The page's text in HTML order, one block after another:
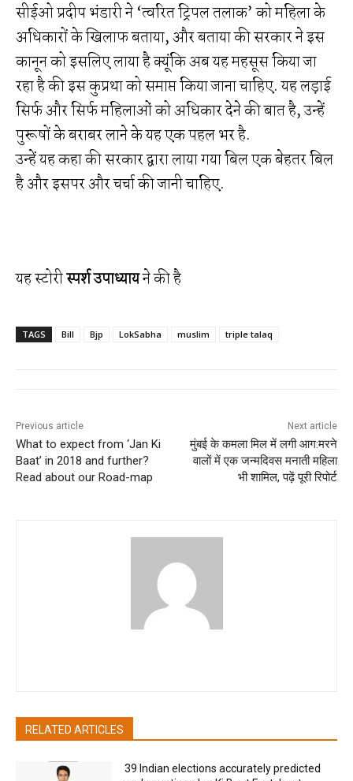
सीईओ प्रदीप भंडारी ने ‘त्वरित ट्रिपल तलाक’ को महिला के
अधिकारों के खिलाफ बताया, और बताया की सरकार ने इस
कानून को इसलिए लाया है क्यूंकि अब यह महसूस किया जा
रहा है की इस कुप्रथा को समाप्त किया जाना चाहिए. यह लड़ाई
सिर्फ और सिर्फ महिलाओं को अधिकार देने की बात है, उन्हें
पुरूषों के बराबर लाने के यह एक पहल भर है.
उन्हें यह कहा की सरकार द्वारा लाया गया बिल एक बेहतर बिल
है और इसपर और चर्चा की जानी चाहिए.
यह स्टोरीस्पर्श उपाध्यायने की है
TAGS Bill Bjp LokSabha muslim triple talaq
Previous article
What to expect from ‘Jan Ki
Baat’ in 2018 and further?
Read about our Road-map
Next article
मुंबई के कमला मिल में लगी आग:मरने
वालों में एक जन्मदिवस मनाती महिला
भी शामिल, पढ़ें पूरी रिपोर्ट
RELATED ARTICLES
39 Indian elections accurately predicted